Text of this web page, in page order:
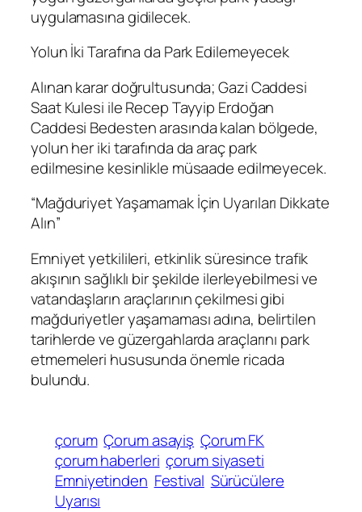
uygulamasına gidilecek.
Yolun İki Tarafına da Park Edilemeyecek
Alınan karar doğrultusunda; Gazi Caddesi
Saat Kulesi ile Recep Tayyip Erdoğan
Caddesi Bedesten arasında kalan bölgede,
yolun her iki tarafında da araç park
edilmesine kesinlikle müsaade edilmeyecek.
“Mağduriyet Yaşamamak İçin Uyarıları Dikkate
Alın”
Emniyet yetkilileri, etkinlik süresince trafik
akışının sağlıklı bir şekilde ilerleyebilmesi ve
vatandaşların araçlarının çekilmesi gibi
mağduriyetler yaşamaması adına, belirtilen
tarihlerde ve güzergahlarda araçlarını park
etmemeleri hususunda önemle ricada
bulundu.
çorum Çorum asayiş Çorum FK
çorum haberleri çorum siyaseti
Emniyetinden Festival Sürücülere
Uyarısı